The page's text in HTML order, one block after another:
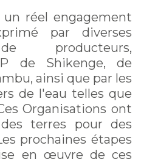
réel engagement
par diverses
producteurs,
de Shikenge, de
ainsi que par les
de l'eau telles que
Organisations ont
terres pour des
prochaines étapes
en œuvre de ces